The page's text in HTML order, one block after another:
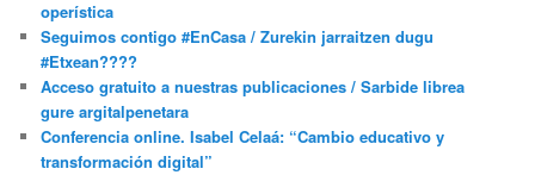
operística
Seguimos contigo #EnCasa / Zurekin jarraitzen dugu
#Etxean????
Acceso gratuito a nuestras publicaciones / Sarbide librea
gure argitalpenetara
Conferencia online. Isabel Celaá: “Cambio educativo y
transformación digital”